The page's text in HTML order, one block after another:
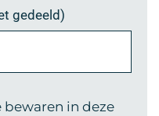
gedeeld)
bewaren in deze